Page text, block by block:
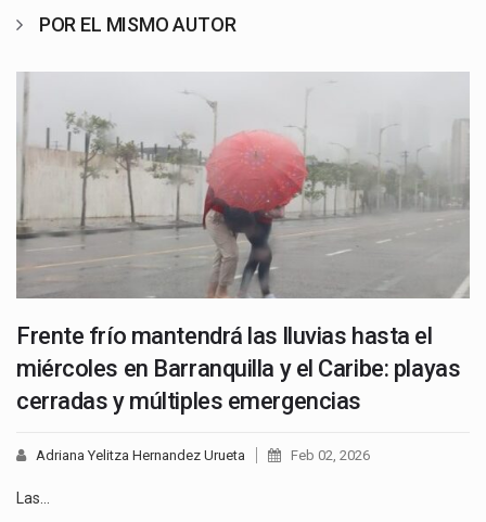
POR EL MISMO AUTOR
Frente frío mantendrá las lluvias hasta el
miércoles en Barranquilla y el Caribe: playas
cerradas y múltiples emergencias
Adriana Yelitza Hernandez Urueta Feb 02, 2026
Las…